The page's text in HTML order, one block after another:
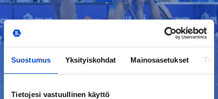
Suostumus Yksityiskohdat Mainosasetukset
Tietojesi vastuullinen käyttö